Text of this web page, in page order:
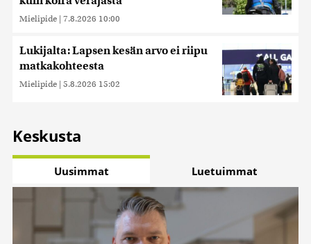
Mielipide | 7.8.2026 10:00
Lukijalta: Lapsen kesän arvo ei riipu
matkakohteesta
Mielipide | 5.8.2026 15:02
Keskusta
Uusimmat Luetuimmat